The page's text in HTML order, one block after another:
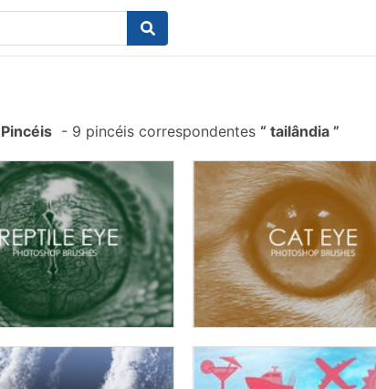
- 9 pincéis correspondentes tailândia